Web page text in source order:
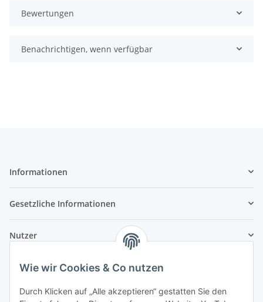
Wie wir Cookies & Co nutzen
Durch Klicken auf „Alle akzeptieren“ gestatten Sie den
Bewertungen
Benachrichtigen, wenn verfügbar
Informationen
Gesetzliche Informationen
Nutzer